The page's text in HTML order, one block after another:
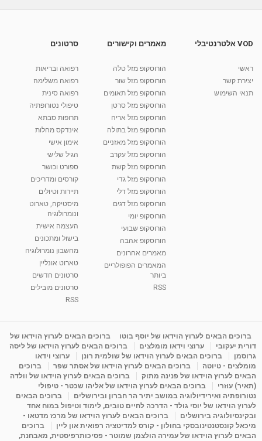
VOD אלטרנטיבלי
ראשי
יצירת קשר
תנאי השימוש
מאמרים וקישורים
הורוסקופ מזל טלה
הורוסקופ מזל שור
הורוסקופ מזל תאומים
הורוסקופ מזל סרטן
הורוסקופ מזל אריה
הורוסקופ מזל בתולה
הורוסקופ מזל מאזניים
הורוסקופ מזל עקרב
הורוסקופ מזל קשת
הורוסקופ מזל גדי
הורוסקופ מזל דלי
הורוסקופ מזל דגים
הורוסקופ יומי
הורוסקופ שבועי
הורוסקופ אהבה
מאמרים אחרונים
המאמרים הפופולריים
ביותר
RSS
סרטונים
רפואה ובריאות
רפואה משלימה
רפואה סינית
טיפולי נטורופתיה
תרופות סבתא
אינדקס מחלות
אימון אישי
הגיל שלישי
ספורט וכושר
קורסים ומדריכים
תיירות וטיולים
מיסטיקה, טארוט
ונומרולוגיה
העצמה אישית
בישול ומתכונים
מחשבון נומרולוגיה
טארוט אונליין
סרטונים חדשים
סרטונים מובילים
RSS
ברוכים הבאים לערוץ הוידאו של יוסף בוטו
ברוכים הבאים לערוץ הוידאו של
דורית יעקובי
ערוצי וידאו מומלצים
ברוכים הבאים לערוץ הוידאו של ליסה
גרוסמן
ברוכים הבאים לערוץ הוידאו של שולמית רונן
ערוצי וידאו
מומלצים - טיוטה
ברוכים הבאים לערוץ הוידאו של אסתר שפר
ברוכים
הבאים לערוץ הוידאו של פנינה מתוק
ברוכים הבאים לערוץ הוידאו של וולדה
(תאיר) עוזרי
ברוכים הבאים לערוץ הוידאו של אליהו שכטר - טיפולי
נטורופתיה ואירידיולוגיה במושב יתיר הר חברון ובירושלים
ברוכים הבאים
לערוץ הוידאו של יוסי גולד - הדרכה לחיים טובים, לימוד וטיפול במוח אחד
ובקינסיולוגיה בירושלים
ברוכים הבאים לערוץ הוידאו של מרכז מדטאו -
מיכאל קונסטנטינובסקי בחולון - קורס למדיטציה רפואית און ליין
ברוכים
הבאים לערוץ הוידאו של עמירה הולצמן שמוטר - פסיכותרפיסטית, מאבחנת,